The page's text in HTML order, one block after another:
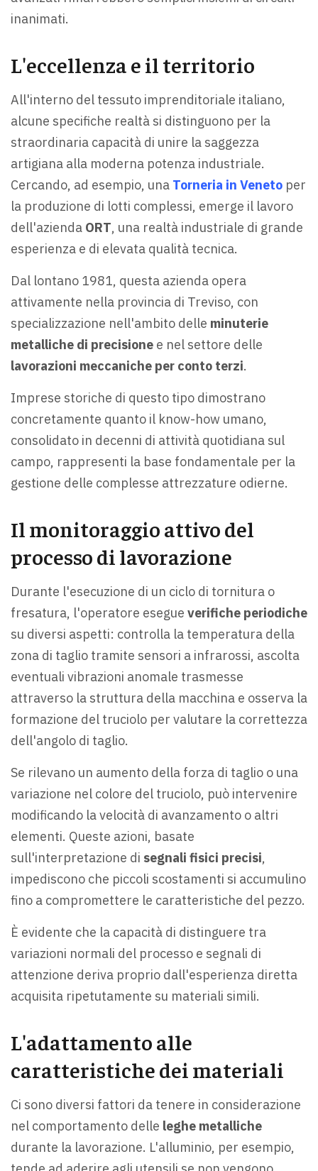
inanimati.
L'eccellenza e il territorio
All'interno del tessuto imprenditoriale italiano,
alcune specifiche realtà si distinguono per la
straordinaria capacità di unire la saggezza
artigiana alla moderna potenza industriale.
Cercando, ad esempio, una Torneria in Veneto per
la produzione di lotti complessi, emerge il lavoro
dell'azienda ORT, una realtà industriale di grande
esperienza e di elevata qualità tecnica.
Dal lontano 1981, questa azienda opera
attivamente nella provincia di Treviso, con
specializzazione nell'ambito delle minuterie
metalliche di precisione e nel settore delle
lavorazioni meccaniche per conto terzi.
Imprese storiche di questo tipo dimostrano
concretamente quanto il know-how umano,
consolidato in decenni di attività quotidiana sul
campo, rappresenti la base fondamentale per la
gestione delle complesse attrezzature odierne.
Il monitoraggio attivo del
processo di lavorazione
Durante l'esecuzione di un ciclo di tornitura o
fresatura, l'operatore esegue verifiche periodiche
su diversi aspetti: controlla la temperatura della
zona di taglio tramite sensori a infrarossi, ascolta
eventuali vibrazioni anomale trasmesse
attraverso la struttura della macchina e osserva la
formazione del truciolo per valutare la correttezza
dell'angolo di taglio.
Se rilevano un aumento della forza di taglio o una
variazione nel colore del truciolo, può intervenire
modificando la velocità di avanzamento o altri
elementi. Queste azioni, basate
sull'interpretazione di segnali fisici precisi,
impediscono che piccoli scostamenti si accumulino
fino a compromettere le caratteristiche del pezzo.
È evidente che la capacità di distinguere tra
variazioni normali del processo e segnali di
attenzione deriva proprio dall'esperienza diretta
acquisita ripetutamente su materiali simili.
L'adattamento alle
caratteristiche dei materiali
Ci sono diversi fattori da tenere in considerazione
nel comportamento delle leghe metalliche
durante la lavorazione. L'alluminio, per esempio,